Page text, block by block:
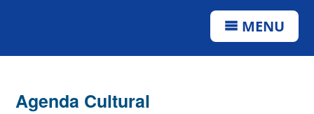
MENU
Agenda Cultural